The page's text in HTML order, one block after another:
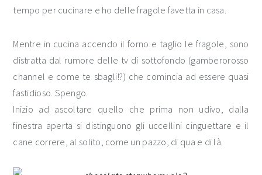
tempo per cucinare e ho delle fragole favetta in casa.
Mentre in cucina accendo il forno e taglio le fragole, sono
distratta dal rumore delle tv di sottofondo (gamberorosso
channel e come te sbagli!?) che comincia ad essere quasi
fastidioso. Spengo.
Inizio ad ascoltare quello che prima non udivo, dalla
finestra aperta si distinguono gli uccellini cinguettare e il
cane correre, al solito, come un pazzo, di qua e di là.